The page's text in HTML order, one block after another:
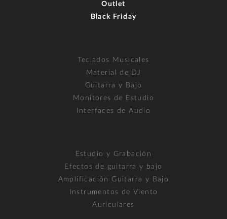
Outlet
Black Friday
Teclados Musicales
Material de DJ
Guitarra y Bajo
Monitores de Estudio
Interfaces de Audio
Estudio y Grabación
Efectos de guitarra y bajo
Amplificación Guitarra y Bajo
Instrumentos de Viento
Auriculares